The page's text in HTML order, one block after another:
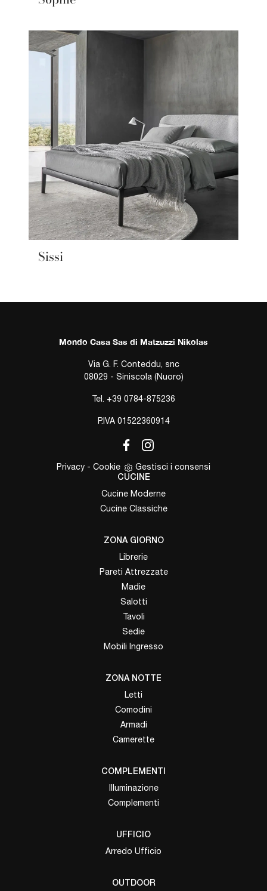
Sissi
Mondo Casa Sas di Matzuzzi Nikolas
Via G. F. Conteddu, snc
08029 - Siniscola (Nuoro)
Tel. +39 0784-875236
P.IVA 01522360914
Privacy - Cookie Gestisci i consensi
CUCINE
Cucine Moderne
Cucine Classiche
ZONA GIORNO
Librerie
Pareti Attrezzate
Madie
Salotti
Tavoli
Sedie
Mobili Ingresso
ZONA NOTTE
Letti
Comodini
Armadi
Camerette
COMPLEMENTI
Illuminazione
Complementi
UFFICIO
Arredo Ufficio
OUTDOOR